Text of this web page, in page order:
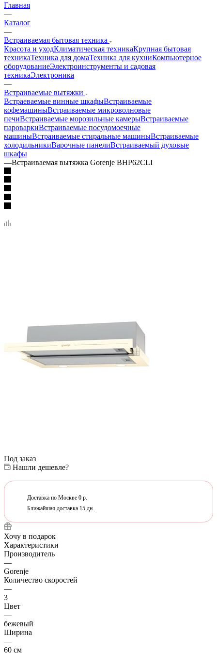
Главная
—
Каталог
—
Встраиваемая бытовая техника
Красота и уходКлиматическая техникаКрупная бытовая
техникаТехника для домаТехника для кухниКомпьютерное
оборудованиеЭлектроинструменты и садовая
техникаЭлектроника
—
Встраиваемые вытяжки
Встраеваемые винные шкафыВстраиваемые
кофемашиныВстраиваемые микроволновые
печиВстраиваемые морозильные камерыВстраиваемые
пароваркиВстраиваемые посудомоечные
машиныВстраиваемые стиральные машиныВстраиваемые
холодильникиВарочные панелиВстраиваемый духовые
шкафы
—Встраиваемая вытяжка Gorenje BHP62CLI
Под заказ
Нашли дешевле?
Доставка по Москве 0 р.
Ближайшая доставка 15 дн.
Хочу в подарок
Характеристики
Производитель
—
Gorenje
Количество скоростей
—
3
Цвет
—
бежевый
Ширина
—
60 см